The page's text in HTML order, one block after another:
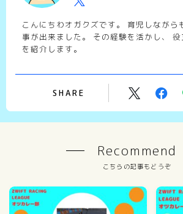
こんにちわオガクズです。 育児しながら
事が出来ました。 その経験を活かし、
を紹介します。
SHARE
Recommend
こちらの記事もどうぞ